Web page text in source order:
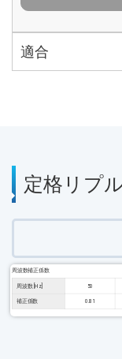
適合
定格リプ
周波数補正係数
周波数 [Hz] 50
補正係数 0.81